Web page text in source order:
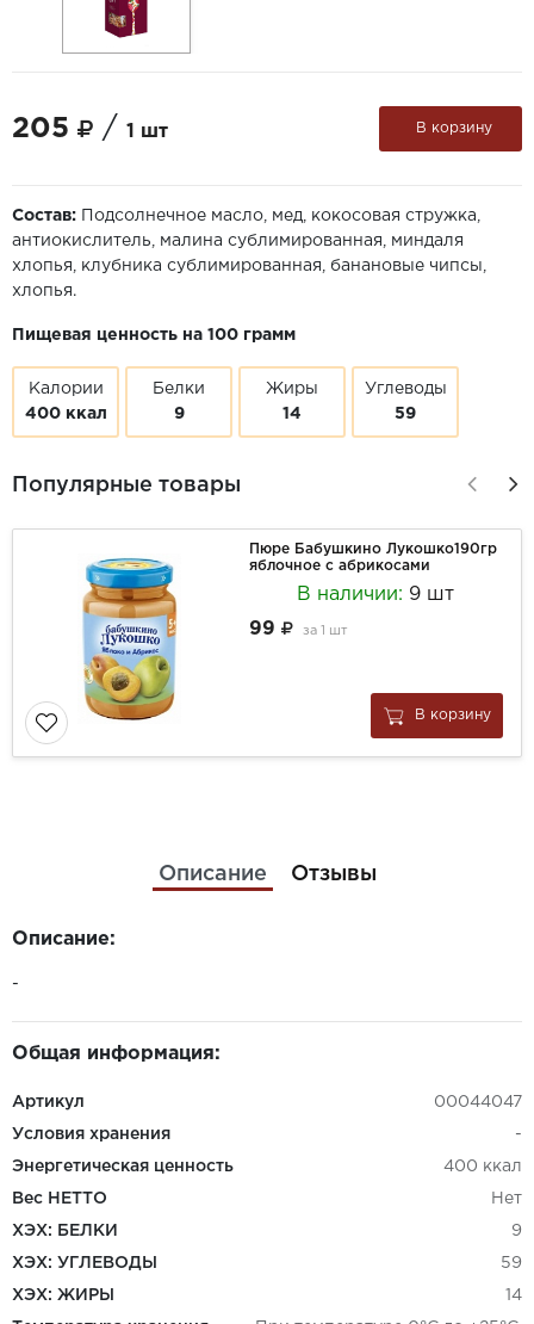
205 / 1 шт В корзину
Состав:
Подсолнечное масло, мед, кокосовая стружка,
антиокислитель, малина сублимированная, миндаля
хлопья, клубника сублимированная, банановые чипсы,
хлопья.
Пищевая ценность на 100 грамм
Калории
400 ккал
Белки
9
Жиры
14
Углеводы
59
Популярные товары
Пюре Бабушкино Лукошко190гр
яблочное с абрикосами
В наличии: 9 шт
99
за 1 шт
В корзину
Описание Отзывы
Описание:
-
Общая информация:
Артикул 00044047
Условия хранения -
Энергетическая ценность 400 ккал
Вес НЕТТО Нет
ХЭХ: БЕЛКИ 9
ХЭХ: УГЛЕВОДЫ 59
ХЭХ: ЖИРЫ 14